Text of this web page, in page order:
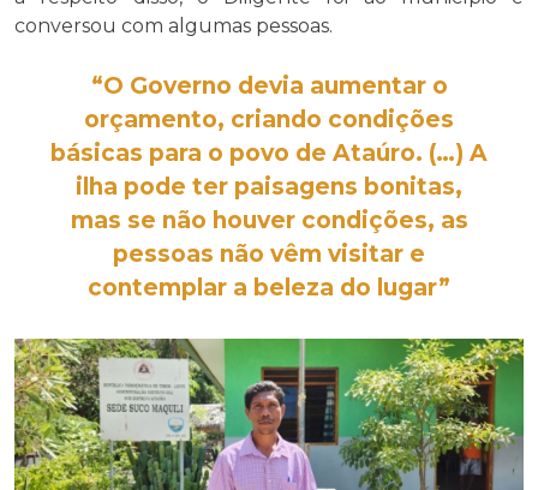
conversou com algumas pessoas.
“O Governo devia aumentar o
orçamento, criando condições
básicas para o povo de Ataúro. (…) A
ilha pode ter paisagens bonitas,
mas se não houver condições, as
pessoas não vêm visitar e
contemplar a beleza do lugar”